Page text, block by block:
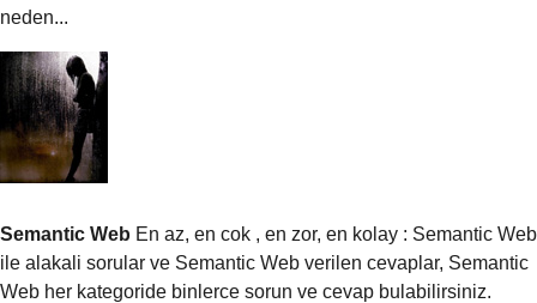
neden...
Semantic Web En az, en cok , en zor, en kolay : Semantic Web
ile alakali sorular ve Semantic Web verilen cevaplar, Semantic
Web her kategoride binlerce sorun ve cevap bulabilirsiniz.